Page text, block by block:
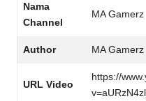
Nama
Channel
MA Gamerz
Author MA Gamerz
URL Video
https://